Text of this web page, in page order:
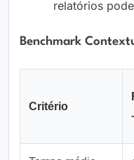
relatórios
Benchmark
Critério